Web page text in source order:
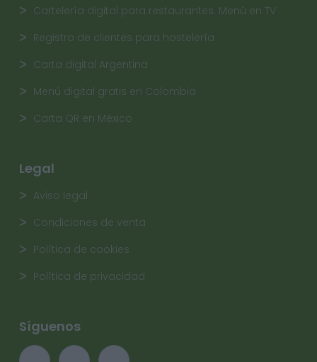
Cartelería digital para restaurantes. Menú en TV
Registro de clientes para hostelería
Carta digital Argentina
Menú digital gratis en Colombia
Carta QR en México
Legal
Aviso legal
Condiciones de venta
Política de cookies
Política de privacidad
Síguenos